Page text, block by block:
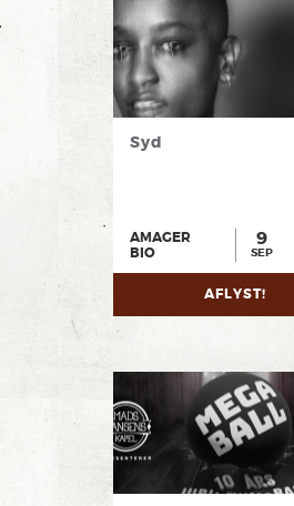
Syd
AMAGER
BIO
9
SEP
AFLYST!